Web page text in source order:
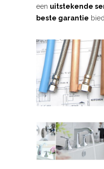
een uitstekende
beste garantie